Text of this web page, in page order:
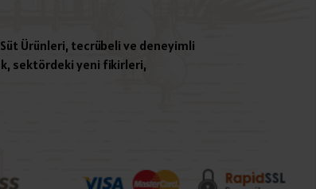
Süt Ürünleri, tecrübeli ve deneyimli
sektördeki yeni fikirleri,